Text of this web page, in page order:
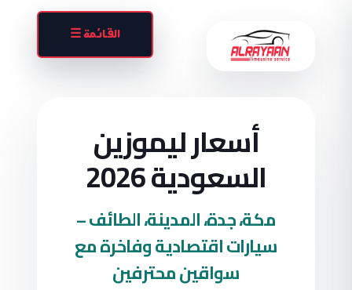
القائمة ☰
أسعار ليموزين
السعودية 2026
مكة، جدة، المدينة، الطائف –
سيارات اقتصادية وفاخرة مع
سواقين محترفين